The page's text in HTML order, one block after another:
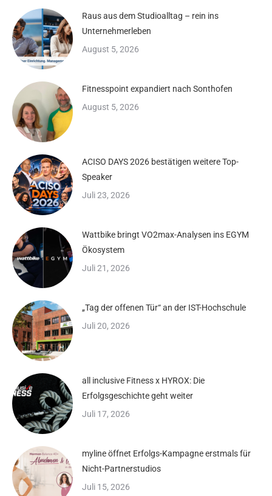
Raus aus dem Studioalltag – rein ins
Unternehmerleben
August 5, 2026
Fitnesspoint expandiert nach Sonthofen
August 5, 2026
ACISO DAYS 2026 bestätigen weitere Top-
Speaker
Juli 23, 2026
Wattbike bringt VO2max-Analysen ins EGYM
Ökosystem
Juli 21, 2026
„Tag der offenen Tür“ an der IST-Hochschule
Juli 20, 2026
all inclusive Fitness x HYROX: Die
Erfolgsgeschichte geht weiter
Juli 17, 2026
myline öffnet Erfolgs-Kampagne erstmals für
Nicht-Partnerstudios
Juli 15, 2026